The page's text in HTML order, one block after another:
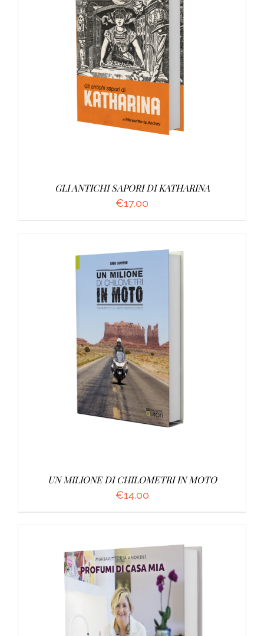
AGGIUNGI AL CARRELLO / DETTAGLI
GLI ANTICHI SAPORI DI KATHARINA
€17.00
AGGIUNGI AL CARRELLO /
UN MILIONE DI CHILOMETRI IN MOTO
€14.00